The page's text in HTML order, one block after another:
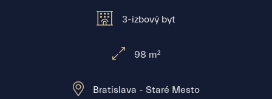
3-izbový byt
98 m²
Bratislava - Staré Mesto